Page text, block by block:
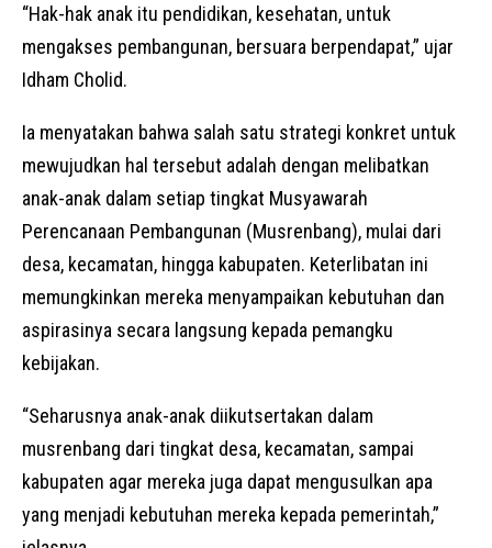
“Hak-hak anak itu pendidikan, kesehatan, untuk
mengakses pembangunan, bersuara berpendapat,” ujar
Idham Cholid.
Ia menyatakan bahwa salah satu strategi konkret untuk
mewujudkan hal tersebut adalah dengan melibatkan
anak-anak dalam setiap tingkat Musyawarah
Perencanaan Pembangunan (Musrenbang), mulai dari
desa, kecamatan, hingga kabupaten. Keterlibatan ini
memungkinkan mereka menyampaikan kebutuhan dan
aspirasinya secara langsung kepada pemangku
kebijakan.
“Seharusnya anak-anak diikutsertakan dalam
musrenbang dari tingkat desa, kecamatan, sampai
kabupaten agar mereka juga dapat mengusulkan apa
yang menjadi kebutuhan mereka kepada pemerintah,”